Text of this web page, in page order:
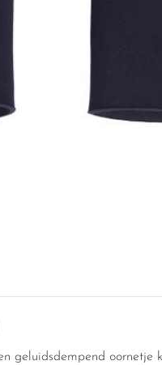
geluidsdempend oornetje